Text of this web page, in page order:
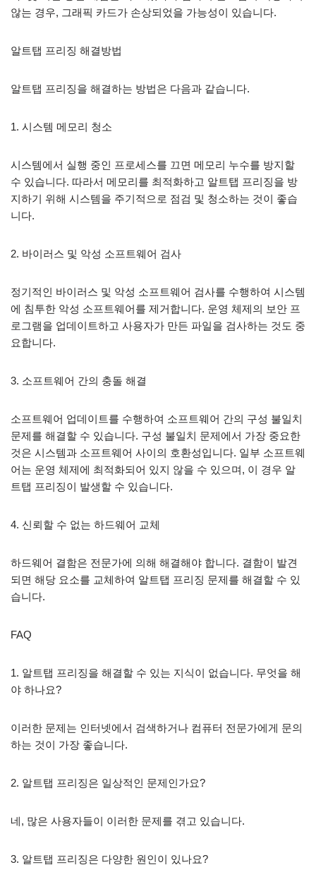
않는 경우, 그래픽 카드가 손상되었을 가능성이 있습니다.
알트탭 프리징 해결방법
알트탭 프리징을 해결하는 방법은 다음과 같습니다.
1. 시스템 메모리 청소
시스템에서 실행 중인 프로세스를 끄면 메모리 누수를 방지할
수 있습니다. 따라서 메모리를 최적화하고 알트탭 프리징을 방
지하기 위해 시스템을 주기적으로 점검 및 청소하는 것이 좋습
니다.
2. 바이러스 및 악성 소프트웨어 검사
정기적인 바이러스 및 악성 소프트웨어 검사를 수행하여 시스템
에 침투한 악성 소프트웨어를 제거합니다. 운영 체제의 보안 프
로그램을 업데이트하고 사용자가 만든 파일을 검사하는 것도 중
요합니다.
3. 소프트웨어 간의 충돌 해결
소프트웨어 업데이트를 수행하여 소프트웨어 간의 구성 불일치
문제를 해결할 수 있습니다. 구성 불일치 문제에서 가장 중요한
것은 시스템과 소프트웨어 사이의 호환성입니다. 일부 소프트웨
어는 운영 체제에 최적화되어 있지 않을 수 있으며, 이 경우 알
트탭 프리징이 발생할 수 있습니다.
4. 신뢰할 수 없는 하드웨어 교체
하드웨어 결함은 전문가에 의해 해결해야 합니다. 결함이 발견
되면 해당 요소를 교체하여 알트탭 프리징 문제를 해결할 수 있
습니다.
FAQ
1. 알트탭 프리징을 해결할 수 있는 지식이 없습니다. 무엇을 해
야 하나요?
이러한 문제는 인터넷에서 검색하거나 컴퓨터 전문가에게 문의
하는 것이 가장 좋습니다.
2. 알트탭 프리징은 일상적인 문제인가요?
네, 많은 사용자들이 이러한 문제를 겪고 있습니다.
3. 알트탭 프리징은 다양한 원인이 있나요?